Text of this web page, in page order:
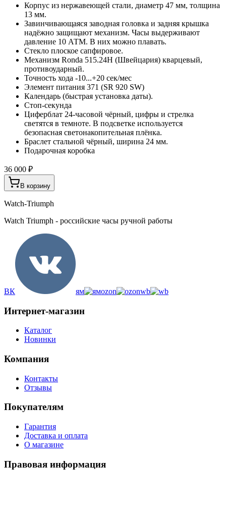
Корпус из нержавеющей стали, диаметр 47 мм, толщина
13 мм.
Завинчивающаяся заводная головка и задняя крышка
надёжно защищают механизм. Часы выдерживают
давление 10 АТМ. В них можно плавать.
Стекло плоское сапфировое.
Механизм Ronda 515.24H (Швейцария) кварцевый,
противоударный.
Точность хода -10...+20 сек/мес
Элемент питания 371 (SR 920 SW)
Календарь (быстрая установка даты).
Стоп-секунда
Циферблат 24-часовой чёрный, цифры и стрелка
светятся в темноте. В подсветке используется
безопасная светонакопительная плёнка.
Браслет стальной чёрный, ширина 24 мм.
Подарочная коробка
36 000 ₽
В корзину
Watch-Triumph
Watch Triumph - российские часы ручной работы
ВК ям ozon wb
Интернет-магазин
Каталог
Новинки
Компания
Контакты
Отзывы
Покупателям
Гарантия
Доставка и оплата
О магазине
Правовая информация